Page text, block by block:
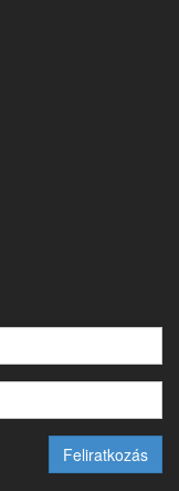
Feliratkozás